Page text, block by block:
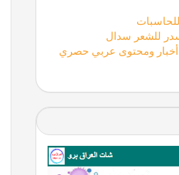
للحاسبات
للشعر سدال
ومحتوى عربي حصري